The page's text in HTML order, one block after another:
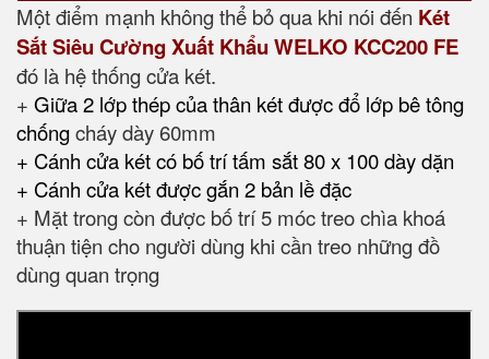
Một điểm mạnh không thể bỏ qua khi nói đến Két
Sắt Siêu Cường Xuất Khẩu WELKO KCC200 FE
đó là hệ thống cửa két.
+ Giữa 2 lớp thép của thân két được đổ lớp bê tông
chốngcháy dày 60mm
+ Cánh cửa két có bố trí tấm sắt 80 x 100 dày dặn
+ Cánh cửa két được gắn 2 bản lề đặc
+ Mặt trong còn được bố trí 5 móc treo chìa khoá
thuận tiện cho người dùng khi cần treo những đồ
dùng quan trọng